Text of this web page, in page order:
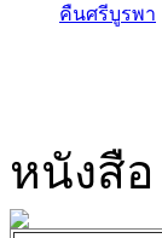
คืนศรีบูรพา
หนังสื